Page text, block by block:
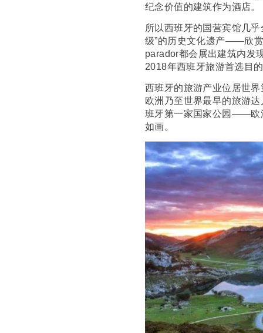
纪念价值的建筑作为酒店。
所以西班牙的国营宾馆几
级”的历史文化遗产——欣
parador都会展出建筑内发
2018年西班牙旅游首选目
西班牙的旅游产业位居世
欧洲乃至世界最早的旅游
班牙第一家国家公园——欧
如画。